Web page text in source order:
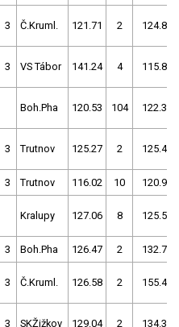
3 Č.Kruml. 121.71 2 124.82
3 VS Tábor 141.24 4 115.84
Boh.Pha 120.53 104 122.35
3 Trutnov 125.27 2 125.47
3 Trutnov 116.02 10 120.93
Kralupy 127.06 8 125.50
3 Boh.Pha 126.47 2 132.77
3 Č.Kruml. 126.58 2 155.41
3 SKŽižkov 129.04 2 134.33